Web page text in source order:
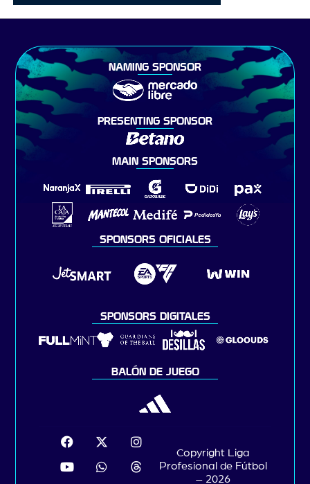
NAMING SPONSOR
PRESENTING SPONSOR
MAIN SPONSORS
SPONSORS OFICIALES
SPONSORS DIGITALES
BALÓN DE JUEGO
Copyright Liga
Profesional de Fútbol
– 2026